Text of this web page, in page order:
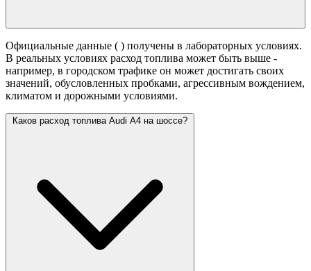
Официальные данные ( ) получены в лабораторных условиях.
В реальных условиях расход топлива может быть выше -
например, в городском трафике он может достигать своих
значений, обусловленных пробками, агрессивным вождением,
климатом и дорожными условиями.
Каков расход топлива Audi A4 на шоссе?